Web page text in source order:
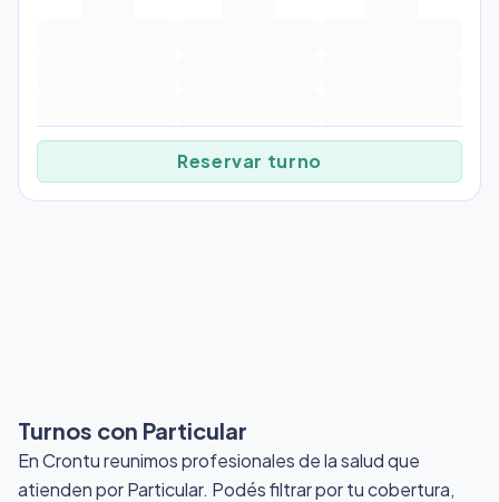
Reservar turno
Turnos con Particular
En Crontu reunimos profesionales de la salud que
atienden por Particular. Podés filtrar por tu cobertura,